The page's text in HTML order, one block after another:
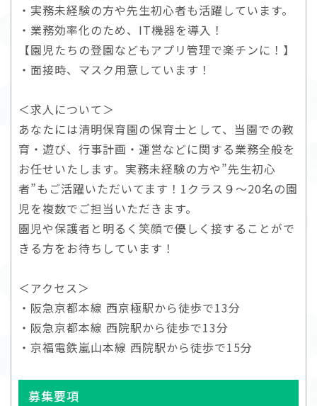
・実務未経験の方や先生初心者も活躍しています。
・業務効率化のため、IT機器を導入！
【園児たちの登園などもアプリ管理で楽チンに！】
・面接時、マスク用意しています！
＜求人について＞
あなたには清明保育園の保育士として、当園での教
育・遊び、行事計画・運営などに関する業務全般を
お任せいたします。実務未経験の方や”先生初心
者”もご活躍いただいてます！1クラス９～20名の園
児を複数でご担当いただきます。
園児や保護者と明るく笑顔で優しく接することがで
きる方をお待ちしています！
＜アクセス＞
・阪急京都本線 西京極駅から徒歩で13分
・阪急京都本線 西院駅から徒歩で13分
・京福電鉄嵐山本線 西院駅から徒歩で15分
募集要項